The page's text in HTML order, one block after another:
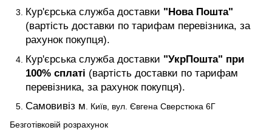
Кур'єрська служба доставки "Нова Пошта"
(вартість доставки по тарифам перевізника, за
рахунок покупця).
Кур'єрська служба доставки "УкрПошта" при
100% сплаті (вартість доставки по тарифам
перевізника, за рахунок покупця).
Самовивіз м . Київ, вул. Євгена Сверстюка 6Г
Безготівковій розрахунок